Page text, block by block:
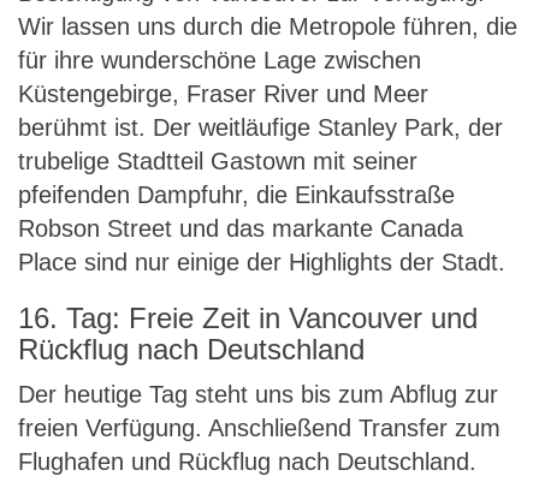
Wir lassen uns durch die Metropole führen, die
für ihre wunderschöne Lage zwischen
Küstengebirge, Fraser River und Meer
berühmt ist. Der weitläufige Stanley Park, der
trubelige Stadtteil Gastown mit seiner
pfeifenden Dampfuhr, die Einkaufsstraße
Robson Street und das markante Canada
Place sind nur einige der Highlights der Stadt.
16. Tag: Freie Zeit in Vancouver und
Rückflug nach Deutschland
Der heutige Tag steht uns bis zum Abflug zur
freien Verfügung. Anschließend Transfer zum
Flughafen und Rückflug nach Deutschland.